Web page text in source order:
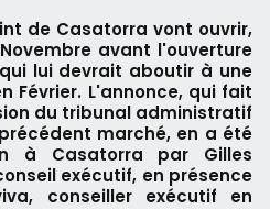
de Casatorra vont ouvrir,
avant l'ouverture
lui devrait aboutir à une
Février. L'annonce, qui fait
du tribunal administratif
marché, en a été
à Casatorra par Gilles
exécutif, en présence
conseiller exécutif en